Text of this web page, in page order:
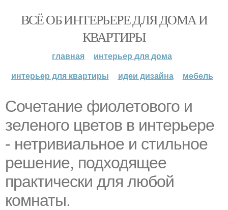
ВСЁ ОБ ИНТЕРЬЕРЕ ДЛЯ ДОМА И
КВАРТИРЫ
главная
интерьер для дома
интерьер для квартиры
идеи дизайна мебель
Сочетание фиолетового и
зеленого цветов в интерьере
- нетривиальное и стильное
решение, подходящее
практически для любой
комнаты.